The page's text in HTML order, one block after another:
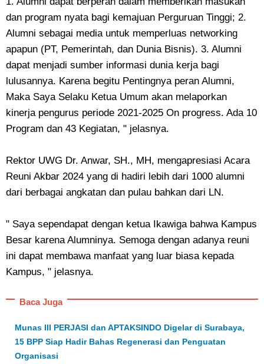
dan program nyata bagi kemajuan Perguruan Tinggi; 2.
Alumni sebagai media untuk memperluas networking
apapun (PT, Pemerintah, dan Dunia Bisnis). 3. Alumni
dapat menjadi sumber informasi dunia kerja bagi
lulusannya. Karena begitu Pentingnya peran Alumni,
Maka Saya Selaku Ketua Umum akan melaporkan
kinerja pengurus periode 2021-2025 On progress. Ada 10
Program dan 43 Kegiatan, " jelasnya.
Rektor UWG Dr. Anwar, SH., MH, mengapresiasi Acara
Reuni Akbar 2024 yang di hadiri lebih dari 1000 alumni
dari berbagai angkatan dan pulau bahkan dari LN.
" Saya sependapat dengan ketua Ikawiga bahwa Kampus
Besar karena Alumninya. Semoga dengan adanya reuni
ini dapat membawa manfaat yang luar biasa kepada
Kampus, " jelasnya.
Baca Juga
Munas III PERJASI dan APTAKSINDO Digelar di Surabaya,
15 BPP Siap Hadir Bahas Regenerasi dan Penguatan
Organisasi